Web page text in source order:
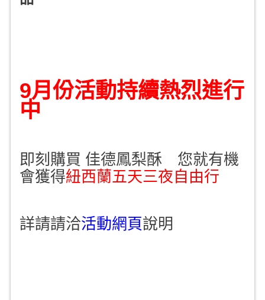
9月份活動持續熱烈進行
中
即刻購買 佳德鳳梨酥 您就有機
會獲得紐西蘭五天三夜自由行
詳請請洽活動網頁說明